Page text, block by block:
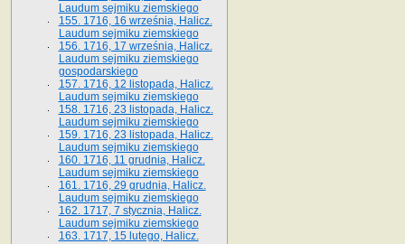
Laudum sejmiku ziemskiego
155. 1716, 16 września, Halicz.
Laudum sejmiku ziemskiego
156. 1716, 17 września, Halicz.
Laudum sejmiku ziemskiego
gospodarskiego
157. 1716, 12 listopada, Halicz.
Laudum sejmiku ziemskiego
158. 1716, 23 listopada, Halicz.
Laudum sejmiku ziemskiego
159. 1716, 23 listopada, Halicz.
Laudum sejmiku ziemskiego
160. 1716, 11 grudnia, Halicz.
Laudum sejmiku ziemskiego
161. 1716, 29 grudnia, Halicz.
Laudum sejmiku ziemskiego
162. 1717, 7 stycznia, Halicz.
Laudum sejmiku ziemskiego
163. 1717, 15 lutego, Halicz.